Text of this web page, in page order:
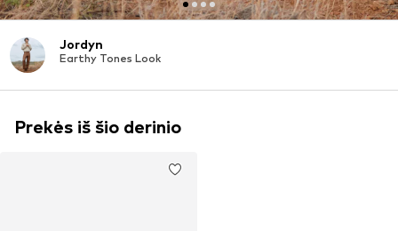
Jordyn
Earthy Tones Look
Prekės iš šio derinio